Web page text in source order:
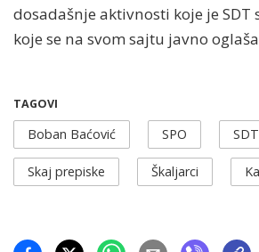
dosadašnje aktivnosti koje je SDT
koje se na svom sajtu javno
TAGOVI
Boban Baćović SPO SDT
Skaj prepiske Škaljarci